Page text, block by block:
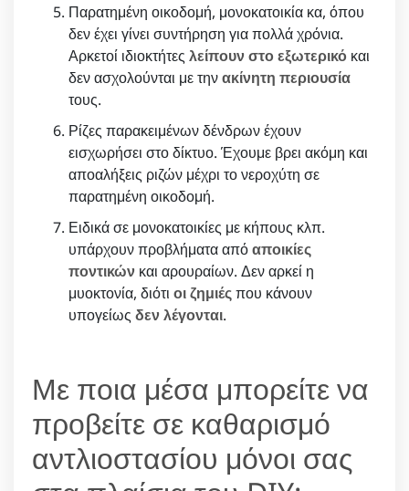
Παρατημένη οικοδομή, μονοκατοικία κα, όπου
δεν έχει γίνει συντήρηση για πολλά χρόνια.
Αρκετοί ιδιοκτήτες λείπουν στο εξωτερικό και
δεν ασχολούνται με τηνακίνητη περιουσία
τους.
Ρίζες παρακειμένων δένδρων έχουν
εισχωρήσει στο δίκτυο. Έχουμε βρει ακόμη και
αποαλήξεις ριζών μέχρι το νεροχύτη σε
παρατημένη οικοδομή.
Ειδικά σε μονοκατοικίες με κήπους κλπ.
υπάρχουν προβλήματα απόαποικίες
ποντικών και αρουραίων. Δεν αρκεί η
μυοκτονία, διότι οι ζημιέςπου κάνουν
υπογείως δεν λέγονται.
Με ποια μέσα μπορείτε να
προβείτε σε καθαρισμό
αντλιοστασίου μόνοι σας